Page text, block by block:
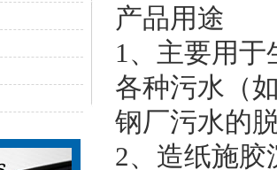
产品用途
1、主要用
各种污水（
钢厂污水的
2、造纸施